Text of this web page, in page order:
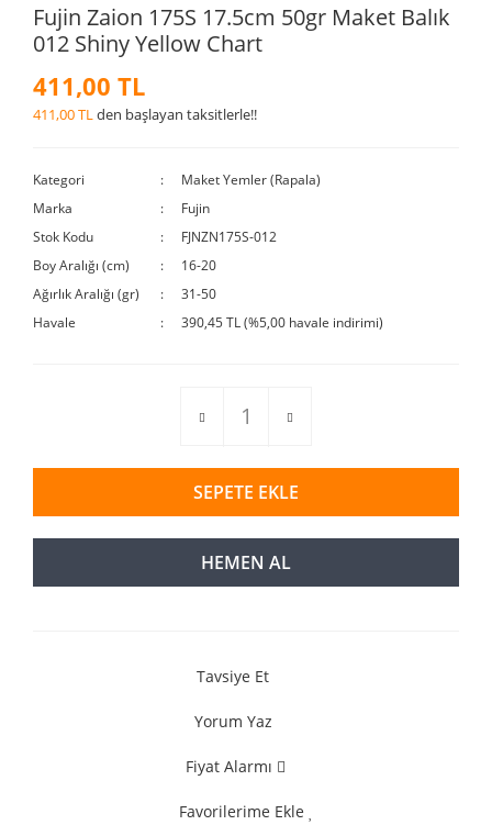
Fujin Zaion 175S 17.5cm 50gr Maket Balık
012 Shiny Yellow Chart
411,00 TL
411,00 TLden başlayan taksitlerle!!
Kategori
Maket Yemler (Rapala)
Marka
Fujin
Stok Kodu
FJNZN175S-012
Boy Aralığı (cm)
16-20
Ağırlık Aralığı (gr)
31-50
Havale
390,45 TL (%5,00 havale indirimi)
SEPETE EKLE
HEMEN AL
Tavsiye Et
Yorum Yaz
Fiyat Alarmı
Favorilerime Ekle